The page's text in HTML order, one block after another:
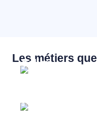
Les métiers que
Solier